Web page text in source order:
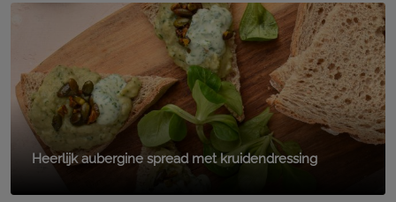
Heerlijk aubergine spread met kruidendressing